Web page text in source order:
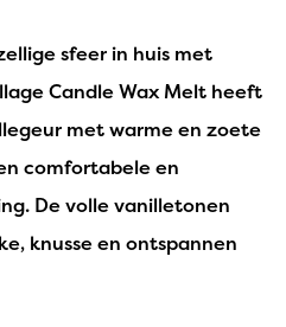
sfeer in huis met
Candle Wax Melt heeft
met warme en zoete
comfortabele en
De volle vanilletonen
knusse en ontspannen